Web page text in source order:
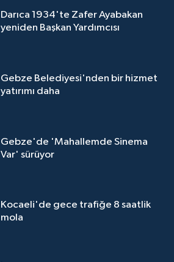
Darıca 1934'te Zafer Ayabakan
yeniden Başkan Yardımcısı
Gebze Belediyesi'nden bir hizmet
yatırımı daha
Gebze'de 'Mahallemde Sinema
Var' sürüyor
Kocaeli'de gece trafiğe 8 saatlik
mola